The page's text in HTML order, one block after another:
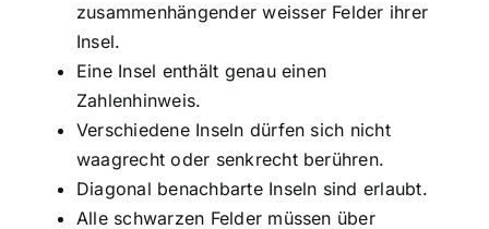
zusammenhängender weisser Felder ihrer
Insel.
Eine Insel enthält genau einen
Zahlenhinweis.
Verschiedene Inseln dürfen sich nicht
waagrecht oder senkrecht berühren.
Diagonal benachbarte Inseln sind erlaubt.
Alle schwarzen Felder müssen über